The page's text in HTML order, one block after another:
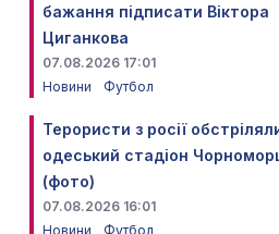
бажання підписати Віктора
Циганкова
07.08.2026 17:01
Новини
Футбол
Терористи з росії
одеський стадіон
(фото)
07.08.2026 16:01
Новини
Футбол